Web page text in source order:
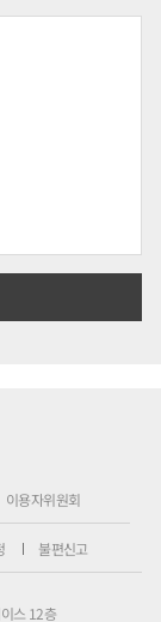
이용자위원회
불편신고
스 12층